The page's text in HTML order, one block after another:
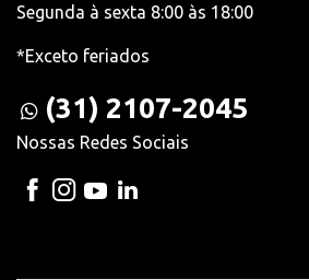
Segunda à sexta 8:00 às 18:00
*Exceto feriados
(31) 2107-2045
Nossas Redes Sociais